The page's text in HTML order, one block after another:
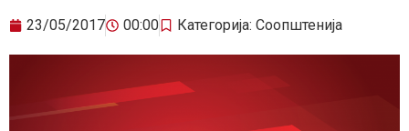
23/05/2017 00:00 Категорија: Соопштенија